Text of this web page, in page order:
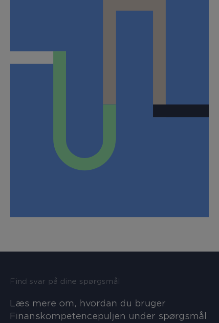
Find svar på dine spørgsmål
Læs mere om, hvordan du bruger
Finanskompetencepuljen under spørgsmål